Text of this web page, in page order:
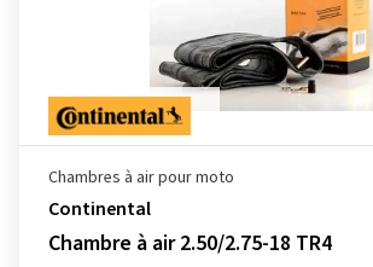
Chambres à air pour moto
Continental
Chambre à air 2.50/2.75-18 TR4